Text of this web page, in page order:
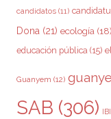
candidatos (11)
Dona (21) ecología (18)
educación pública (15)
Guanyem (12)
SAB (306) IBI